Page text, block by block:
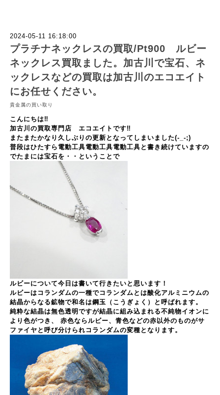
2024-05-11 16:18:00
プラチナネックレスの買取/Pt900 ルビー
ネックレス買取ました。加古川で宝石、ネ
ックレスなどの買取は加古川のエコエイト
にお任せください。
貴金属の買い取り
こんにちは‼
加古川の買取専門店 エコエイトです‼
またまたかなり久しぶりの更新となってしまいました(-_-;)
普段はひたすら電動工具電動工具電動工具と書き続けていますの
でたまには宝石を・・ということで
ルビーについて今日は書いて行きたいと思います！
ルビーはコランダムの一種でコランダムとは酸化アルミニウムの
結晶からなる鉱物で和名は鋼玉（こうぎょく）と呼ばれます。
純粋な結晶は無色透明ですが結晶に組み込まれる不純物イオンに
より色がつき、 赤色ならルビー、青色などの赤以外のものがサ
ファイヤと呼び分けられコランダムの変種となります。